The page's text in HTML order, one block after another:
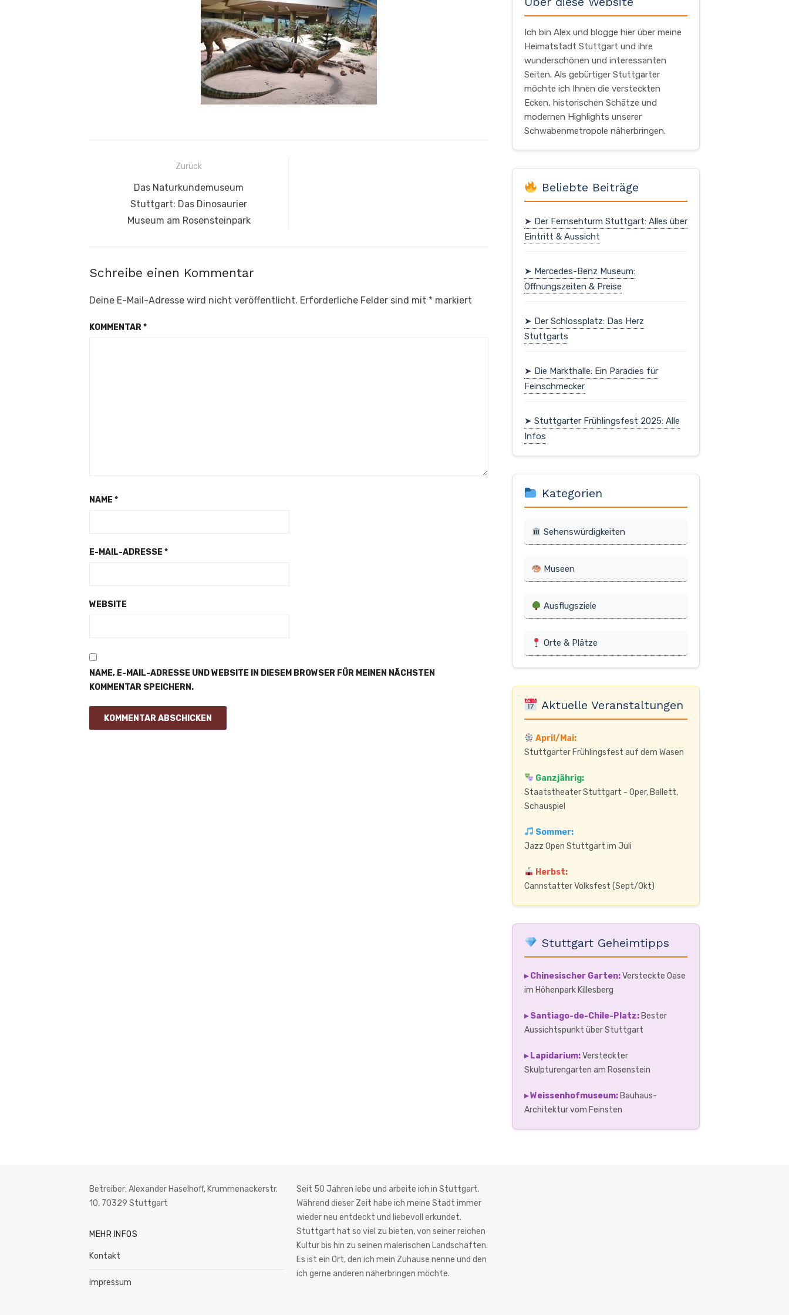
Beitragsnavigation
Zurück
Vorheriger
Beitrag:
Das Naturkundemuseum
Stuttgart: Das Dinosaurier
Museum am Rosensteinpark
Schreibe einen Kommentar
Deine E-Mail-Adresse wird nicht veröffentlicht. Erforderliche Felder sind mit * markiert
KOMMENTAR*
NAME *
E-MAIL-ADRESSE *
WEBSITE
NAME, E-MAIL-ADRESSE UND WEBSITE IN DIESEM BROWSER FÜR MEINEN NÄCHSTEN
KOMMENTAR SPEICHERN.
Ich bin Alex und blogge hier über meine
Heimatstadt Stuttgart und ihre
wunderschönen und interessanten
Seiten. Als gebürtiger Stuttgarter
möchte ich Ihnen die versteckten
Ecken, historischen Schätze und
modernen Highlights unserer
Schwabenmetropole näherbringen.
Beliebte Beiträge
➤ Der Fernsehturm Stuttgart: Alles über
Eintritt & Aussicht
➤ Mercedes-Benz Museum:
Öffnungszeiten & Preise
➤ Der Schlossplatz: Das Herz
Stuttgarts
➤ Die Markthalle: Ein Paradies für
Feinschmecker
➤ Stuttgarter Frühlingsfest 2025: Alle
Infos
Kategorien
Sehenswürdigkeiten
Museen
Ausflugsziele
Orte & Plätze
Aktuelle Veranstaltungen
April/Mai:
Stuttgarter Frühlingsfest auf dem Wasen
Ganzjährig:
Staatstheater Stuttgart - Oper, Ballett,
Schauspiel
Sommer:
Jazz Open Stuttgart im Juli
Herbst:
Cannstatter Volksfest (Sept/Okt)
Stuttgart Geheimtipps
▸ Chinesischer Garten:Versteckte Oase
im Höhenpark Killesberg
▸ Santiago-de-Chile-Platz: Bester
Aussichtspunkt über Stuttgart
▸ Lapidarium:Versteckter
Skulpturengarten am Rosenstein
▸ Weissenhofmuseum: Bauhaus-
Architektur vom Feinsten
Betreiber: Alexander Haselhoff, Krummenackerstr.
10, 70329 Stuttgart
MEHR INFOS
Kontakt
Impressum
Seit 50 Jahren lebe und arbeite ich in Stuttgart.
Während dieser Zeit habe ich meine Stadt immer
wieder neu entdeckt und liebevoll erkundet.
Stuttgart hat so viel zu bieten, von seiner reichen
Kultur bis hin zu seinen malerischen Landschaften.
Es ist ein Ort, den ich mein Zuhause nenne und den
ich gerne anderen näherbringen möchte.